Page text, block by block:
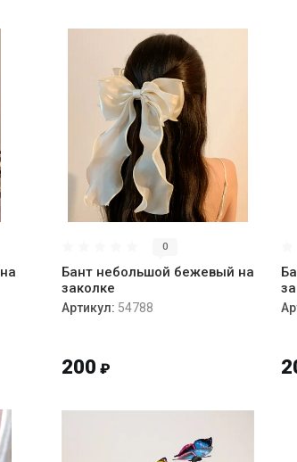
0
Бант небольшой бежевый на
заколке
Артикул: 54788
200 ₽